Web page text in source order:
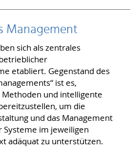
Management
sich als zentrales
etabliert. Gegenstand des
ist es,
und intelligente
um die
und das Management
im jeweiligen
adäquat zu unterstützen.